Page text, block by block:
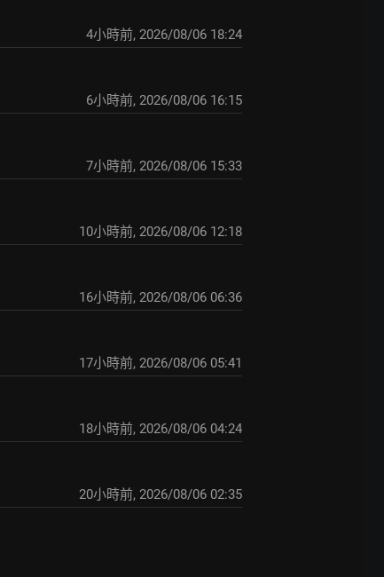
4小時前, 2026/08/06 18:24
6小時前, 2026/08/06 16:15
7小時前, 2026/08/06 15:33
10小時前, 2026/08/06 12:18
16小時前, 2026/08/06 06:36
17小時前, 2026/08/06 05:41
18小時前, 2026/08/06 04:24
20小時前, 2026/08/06 02:35